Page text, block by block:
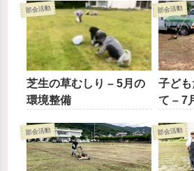
部会活動
芝生の草むしり – 5月の
環境整備
部会活動
子ど
て – 7
部会活動 部会活動